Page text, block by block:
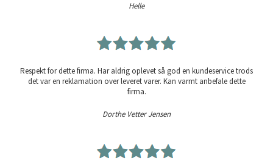
Helle
Respekt for dette firma. Har aldrig oplevet så god en kundeservice trods
det var en reklamation over leveret varer. Kan varmt anbefale dette
firma.
Dorthe Vetter Jensen